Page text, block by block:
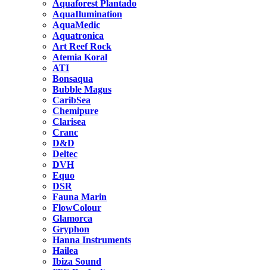
Aquaforest Plantado
AquaIlumination
AquaMedic
Aquatronica
Art Reef Rock
Atemia Koral
ATI
Bonsaqua
Bubble Magus
CaribSea
Chemipure
Clarisea
Cranc
D&D
Deltec
DVH
Equo
DSR
Fauna Marin
FlowColour
Glamorca
Gryphon
Hanna Instruments
Hailea
Ibiza Sound